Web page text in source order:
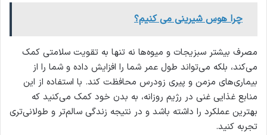
چرا هوس شیرینی می کنیم؟
مصرف بیشتر سبزیجات و میوه‌ها نه تنها به تقویت سلامتی کمک
می‌کند، بلکه می‌تواند طول عمر شما را افزایش داده و شما را از
بیماری‌های مزمن و پیری زودرس محافظت کند. با استفاده از این
منابع غذایی غنی در رژیم روزانه، به بدن خود کمک می‌کنید که
بهترین عملکرد را داشته باشد و در نتیجه زندگی سالم‌تر و طولانی‌تری
تجربه کنید.